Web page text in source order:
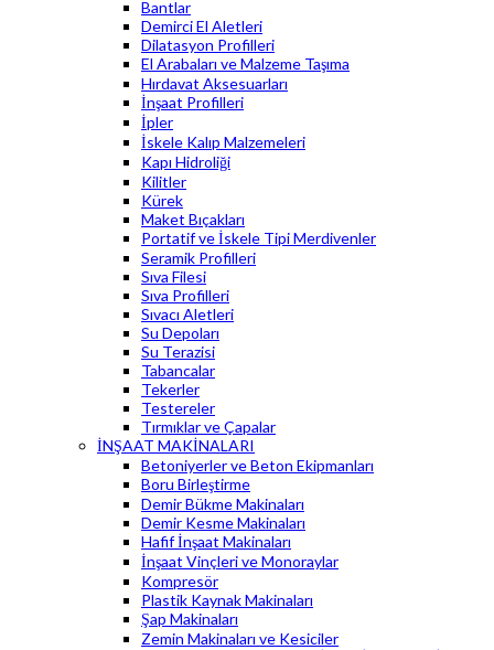
Bantlar
Demirci El Aletleri
Dilatasyon Profilleri
El Arabaları ve Malzeme Taşıma
Hırdavat Aksesuarları
İnşaat Profilleri
İpler
İskele Kalıp Malzemeleri
Kapı Hidroliği
Kilitler
Kürek
Maket Bıçakları
Portatif ve İskele Tipi Merdivenler
Seramik Profilleri
Sıva Filesi
Sıva Profilleri
Sıvacı Aletleri
Su Depoları
Su Terazisi
Tabancalar
Tekerler
Testereler
Tırmıklar ve Çapalar
İNŞAAT MAKİNALARI
Betoniyerler ve Beton Ekipmanları
Boru Birleştirme
Demir Bükme Makinaları
Demir Kesme Makinaları
Hafif İnşaat Makinaları
İnşaat Vinçleri ve Monoraylar
Kompresör
Plastik Kaynak Makinaları
Şap Makinaları
Zemin Makinaları ve Kesiciler